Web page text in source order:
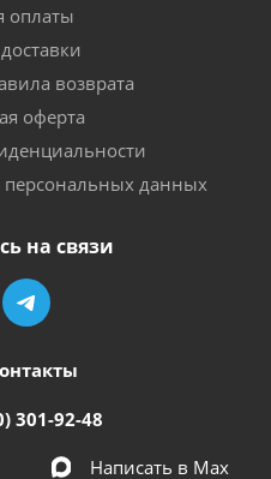
оплаты
возврата
оферта
персональных данных
на связи
301-92-48
Написать в Мах